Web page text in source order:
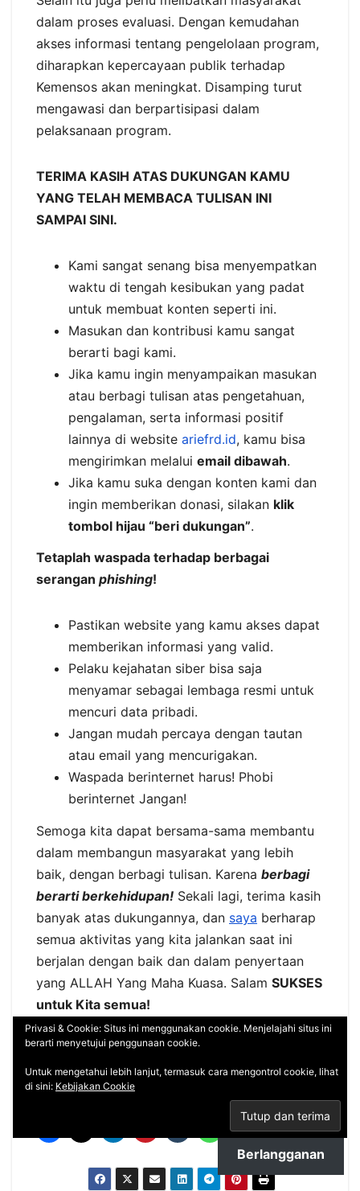
dalam proses evaluasi. Dengan kemudahan
akses informasi tentang pengelolaan program,
diharapkan kepercayaan publik terhadap
Kemensos akan meningkat. Disamping turut
mengawasi dan berpartisipasi dalam
pelaksanaan program.
TERIMA KASIH ATAS DUKUNGAN KAMU
YANG TELAH MEMBACA TULISAN INI
SAMPAI SINI.
Kami sangat senang bisa menyempatkan
waktu di tengah kesibukan yang padat
untuk membuat konten seperti ini.
Masukan dan kontribusi kamu sangat
berarti bagi kami.
Jika kamu ingin menyampaikan masukan
atau berbagi tulisan atas pengetahuan,
pengalaman, serta informasi positif
lainnya di website ariefrd.id, kamu bisa
mengirimkan melalui email dibawah.
Jika kamu suka dengan konten kami dan
ingin memberikan donasi, silakan klik
tombol hijau “beri dukungan”.
Tetaplah waspada terhadap berbagai
serangan phishing!
Pastikan website yang kamu akses dapat
memberikan informasi yang valid.
Pelaku kejahatan siber bisa saja
menyamar sebagai lembaga resmi untuk
mencuri data pribadi.
Jangan mudah percaya dengan tautan
atau email yang mencurigakan.
Waspada berinternet harus! Phobi
berinternet Jangan!
Semoga kita dapat bersama-sama membantu
dalam membangun masyarakat yang lebih
baik, dengan berbagi tulisan. Karena berbagi
berarti berkehidupan! Sekali lagi, terima kasih
banyak atas dukungannya, dan saya berharap
semua aktivitas yang kita jalankan saat ini
berjalan dengan baik dan dalam penyertaan
yang ALLAH Yang Maha Kuasa. Salam SUKSES
untuk Kita semua!
*(AS/Mj/AR/ISM)
Privasi & Cookie: Situs ini menggunakan cookie. Menjelajahi situs ini
berarti menyetujui penggunaan cookie.
Untuk mengetahui lebih lanjut, termasuk cara mengontrol cookie, lihat
di sini: Kebijakan Cookie
Berlangganan